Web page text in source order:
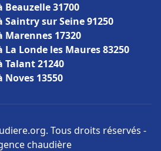
31700
sur Seine 91250
Marennes 17320
Londe les Maures 83250
Talant 21240
13550
Tous droits réservés -
chaudière